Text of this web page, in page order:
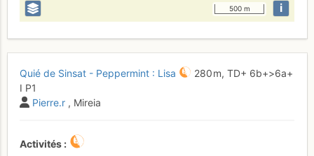
500 m i
Quié de Sinsat - Peppermint : Lisa 280 m, TD+ 6b+>6a+
I P1
Pierre.r , Mireia
Activités